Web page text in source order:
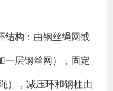
结构：由钢丝绳网或
一层钢丝网），固定
），减压环和钢柱由